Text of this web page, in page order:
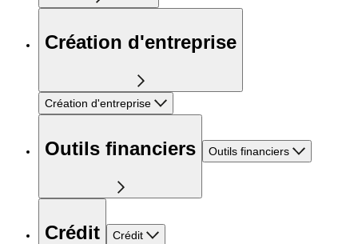
Création d'entreprise
Création d'entreprise
Outils financiers Outils financiers
Crédit Crédit